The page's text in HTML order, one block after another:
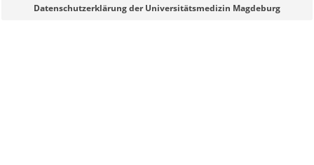
Sie können eine Nachricht versenden an:Webmaster
Datenschutzerklärung der Universitätsmedizin Magdeburg